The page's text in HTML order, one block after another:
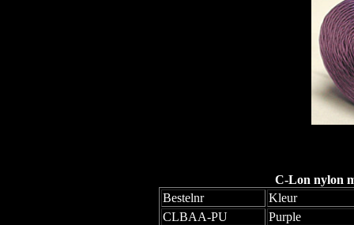
C-Lon nylon
Bestelnr
Kleur
CLBAA-PU
Purple